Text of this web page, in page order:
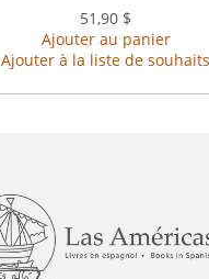
51,90 $
Ajouter au panier
Ajouter à la liste de souhaits